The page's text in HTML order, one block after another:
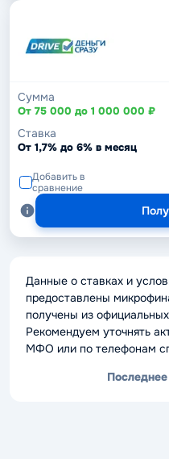
Сумма
От 75 000 до 1 000 000 ₽
Ставка
От 1,7% до 6% в месяц
Добавить в
сравнение
Данные о ставках и
предоставлены
получены из
Рекомендуем уточнять
МФО или по телефонам